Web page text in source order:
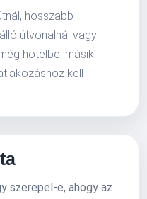
hosszabb
útvonalnál vagy
hotelbe, másik
kell
szerepel-e, ahogy az